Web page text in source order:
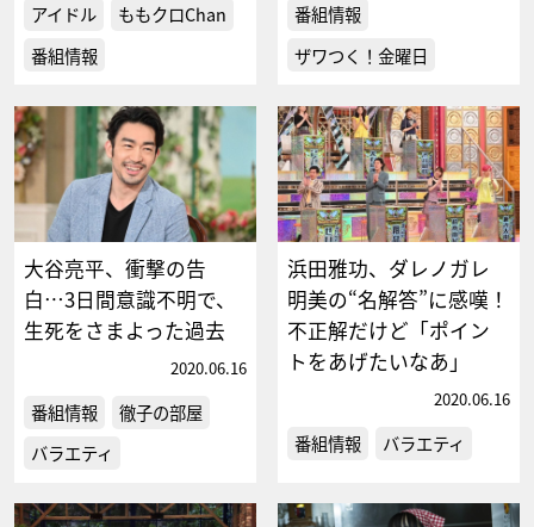
アイドル
ももクロChan
番組情報
番組情報
ザワつく！金曜日
大谷亮平、衝撃の告
白…3日間意識不明で、
生死をさまよった過去
2020.06.16
番組情報
徹子の部屋
バラエティ
浜田雅功、ダレノガレ
明美の“名解答”に感嘆！
不正解だけど「ポイン
トをあげたいなあ」
2020.06.16
番組情報 バラエティ